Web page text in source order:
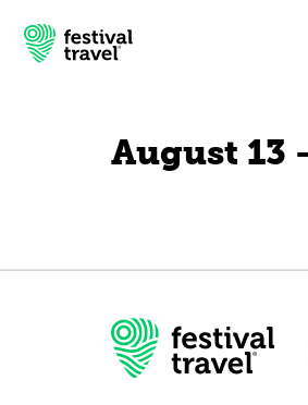
Contact
August 13